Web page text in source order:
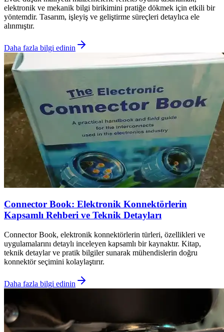
elektronik ve mekanik bilgi birikimini pratiğe dökmek için etkili bir
yöntemdir. Tasarım, işleyiş ve geliştirme süreçleri detaylıca ele
alınmıştır.
Daha fazla bilgi edinin
Connector Book: Elektronik Konnektörlerin
Kapsamlı Rehberi ve Teknik Detayları
Connector Book, elektronik konnektörlerin türleri, özellikleri ve
uygulamalarını detaylı inceleyen kapsamlı bir kaynaktır. Kitap,
teknik detaylar ve pratik bilgiler sunarak mühendislerin doğru
konnektör seçimini kolaylaştırır.
Daha fazla bilgi edinin